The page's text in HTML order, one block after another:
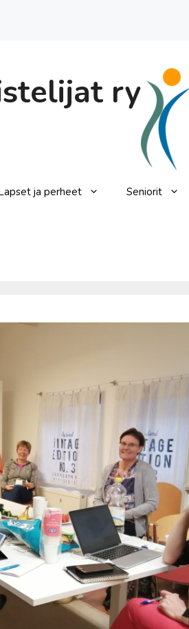
ry
ja perheet Seniorit